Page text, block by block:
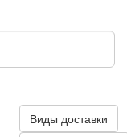
Виды доставки